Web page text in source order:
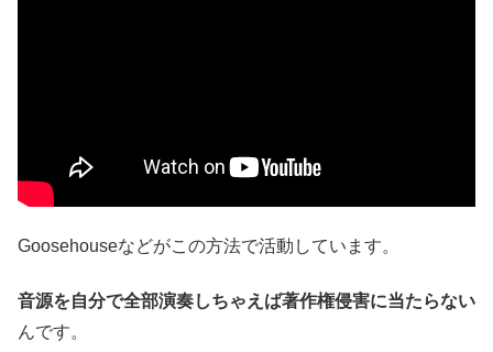
Goosehouseなどがこの方法で活動しています。
音源を自分で全部演奏しちゃえば著作権侵害に当たらない
んです。